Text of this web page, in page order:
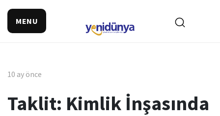
MENU
10 ay önce
Taklit: Kimlik İnşasında